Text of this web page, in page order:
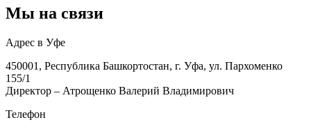
Мы на связи
Адрес в Уфе
450001, Республика Башкортостан, г. Уфа, ул. Пархоменко
155/1
Директор – Атрощенко Валерий Владимирович
Телефон